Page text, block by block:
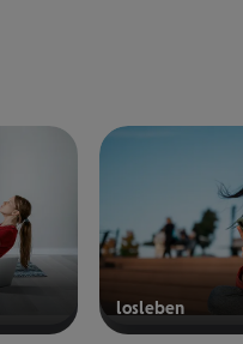
los­le­ben